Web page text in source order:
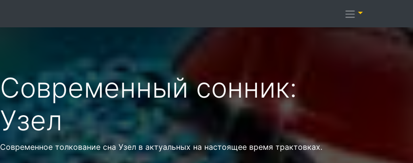
Современный сонник:
Узел
Современное толкование сна Узел в актуальных на настоящее время трактовках.